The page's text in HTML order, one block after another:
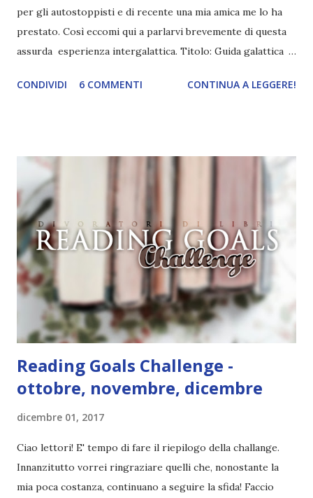
per gli autostoppisti e di recente una mia amica me lo ha
prestato. Così eccomi qui a parlarvi brevemente di questa
assurda esperienza intergalattica. Titolo: Guida galattica
Editore: Mondadori Anno: 1979 (in patria) Compra su
giallo. A orbitare intorno a esso, alla distanza di
centoquarantanove milioni di chilometri, c'è un piccolo,
trascurabilissimo pianeta azzurro-verde, le cui forme di
vita, discendenti dalle scimmie, sono così incredibilmente
primitive che credono ancora che gli orologi da polso
digitali siano un'ottima invenzione... Recensione Questa
sarà un'altra delle mie recensioni chiamate così giusto per
comodità perché è complicato parlare di un cl...
CONDIVIDI 6 COMMENTI CONTINUA A LEGGERE!
Reading Goals Challenge -
ottobre, novembre, dicembre
dicembre 01, 2017
Ciao lettori! E' tempo di fare il riepilogo della challange.
Innanzitutto vorrei ringraziare quelli che, nonostante la
mia poca costanza, continuano a seguire la sfida! Faccio